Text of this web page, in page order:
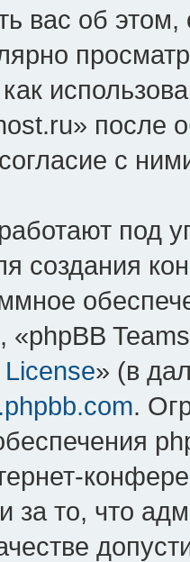
вас об
после
с
под
создания
«phpBB
» (в
.
за то, что